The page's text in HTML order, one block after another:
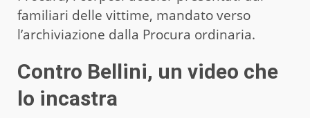
familiari delle vittime, mandato verso
l’archiviazione dalla Procura ordinaria.
Contro Bellini, un video che
lo incastra